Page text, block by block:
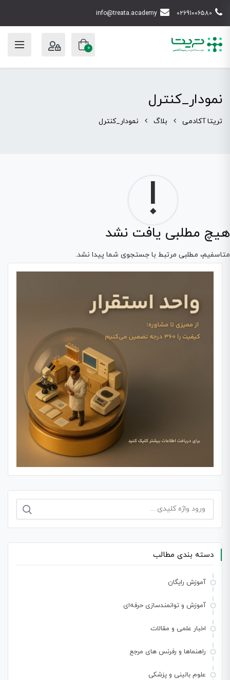
02691006580
info@treata.academy
0
نمودار_کنترل
تریتا آکادمی بلاگ نمودار_کنترل
!
هیچ مطلبی یافت نشد
متاسفیم، مطلبی مرتبط با جستجوی شما پیدا نشد.
جستجو
برای:
دسته بندی مطالب
آموزش رایگان
آموزش و توانمندسازی حرفه‌ای
اخبار علمی و مقالات
راهنماها و رفرنس های مرجع
علوم بالینی و پزشکی